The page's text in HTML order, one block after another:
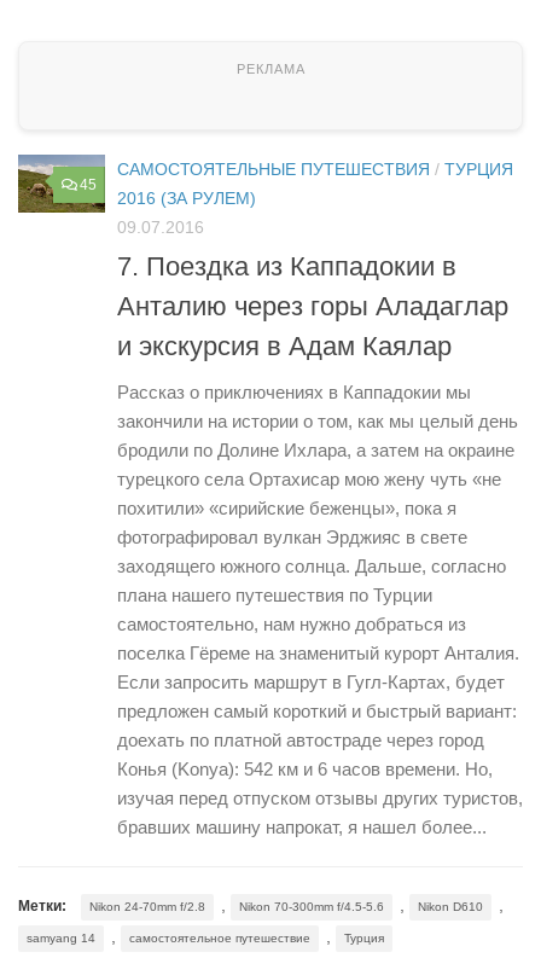
45
САМОСТОЯТЕЛЬНЫЕ ПУТЕШЕСТВИЯ / ТУРЦИЯ
2016 (ЗА РУЛЕМ)
09.07.2016
7. Поездка из Каппадокии в
Анталию через горы Аладаглар
и экскурсия в Адам Каялар
Рассказ о приключениях в Каппадокии мы
закончили на истории о том, как мы целый день
бродили по Долине Ихлара, а затем на окраине
турецкого села Ортахисар мою жену чуть «не
похитили» «сирийские беженцы», пока я
фотографировал вулкан Эрджияс в свете
заходящего южного солнца. Дальше, согласно
плана нашего путешествия по Турции
самостоятельно, нам нужно добраться из
поселка Гёреме на знаменитый курорт Анталия.
Если запросить маршрут в Гугл-Картах, будет
предложен самый короткий и быстрый вариант:
доехать по платной автостраде через город
Конья (Konya): 542 км и 6 часов времени. Но,
изучая перед отпуском отзывы других туристов,
бравших машину напрокат, я нашел более...
Метки: Nikon 24-70mm f/2.8 , Nikon 70-300mm f/4.5-5.6 , Nikon D610 ,
samyang 14 , самостоятельное путешествие , Турция